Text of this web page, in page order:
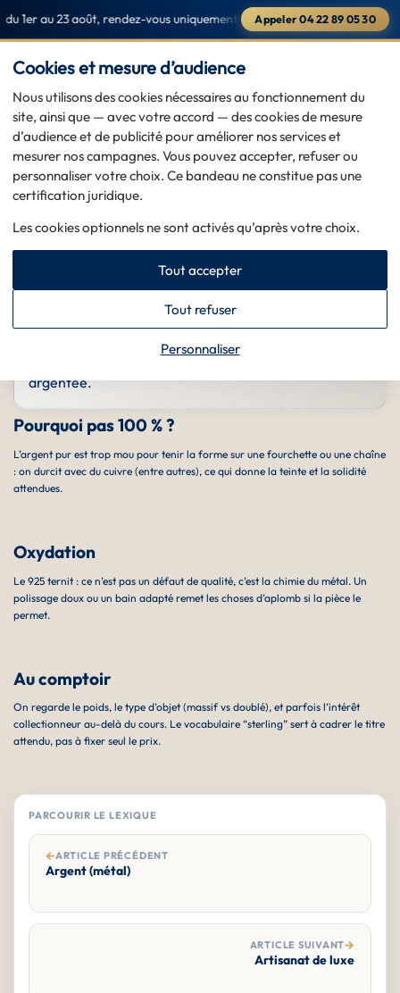
Cookies et mesure d’audience
Nous utilisons des cookies nécessaires au fonctionnement du
site, ainsi que — avec votre accord — des cookies de mesure
d’audience et de publicité pour améliorer nos services et
mesurer nos campagnes. Vous pouvez accepter, refuser ou
personnaliser votre choix. Ce bandeau ne constitue pas une
certification juridique.
Les cookies optionnels ne sont activés qu’après votre choix.
Tout accepter
Tout refuser
Personnaliser
1er au 23 août, rendez-vous uniquement par téléphone au04 22 89 05
Saint-Raphaël & Sainte-Maxime — du 1er au 23 août, rendez-
Appeler 04 22 89 05 30
PRENDRE RDV
Accueil>Lexique — glossaire>Argent sterling
Argent sterling : 925‰, repères et erreurs
fréquentes
MIS À JOUR2026-05-20
Le sterling désigne en général un alliage à 92,5 %
d’argent (souvent noté 925). C’est le standard courant
confondre avec du plaqué ou une simple couleur
argentée.
Pourquoi pas 100 % ?
L’argent pur est trop mou pour tenir la forme sur une fourchette ou une chaîne
: on durcit avec du cuivre (entre autres), ce qui donne la teinte et la solidité
attendues.
Oxydation
Le 925 ternit : ce n’est pas un défaut de qualité, c’est la chimie du métal. Un
polissage doux ou un bain adapté remet les choses d’aplomb si la pièce le
permet.
Au comptoir
On regarde le poids, le type d’objet (massif vs doublé), et parfois l’intérêt
collectionneur au-delà du cours. Le vocabulaire “sterling” sert à cadrer le titre
attendu, pas à fixer seul le prix.
PARCOURIR LE LEXIQUE
←ARTICLE PRÉCÉDENT
Argent (métal)
ARTICLE SUIVANT→
Artisanat de luxe